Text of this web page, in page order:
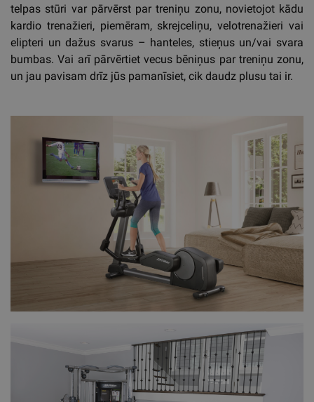
telpas stūri var pārvērst par treniņu zonu, novietojot kādu
kardio trenažieri, piemēram, skrejceliņu, velotrenažieri vai
elipteri un dažus svarus – hanteles, stieņus un/vai svara
bumbas. Vai arī pārvērtiet vecus bēniņus par treniņu zonu,
un jau pavisam drīz jūs pamanīsiet, cik daudz plusu tai ir.